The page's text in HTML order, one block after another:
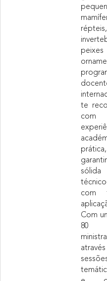
peixes
te
com
prática,
com
Com
80